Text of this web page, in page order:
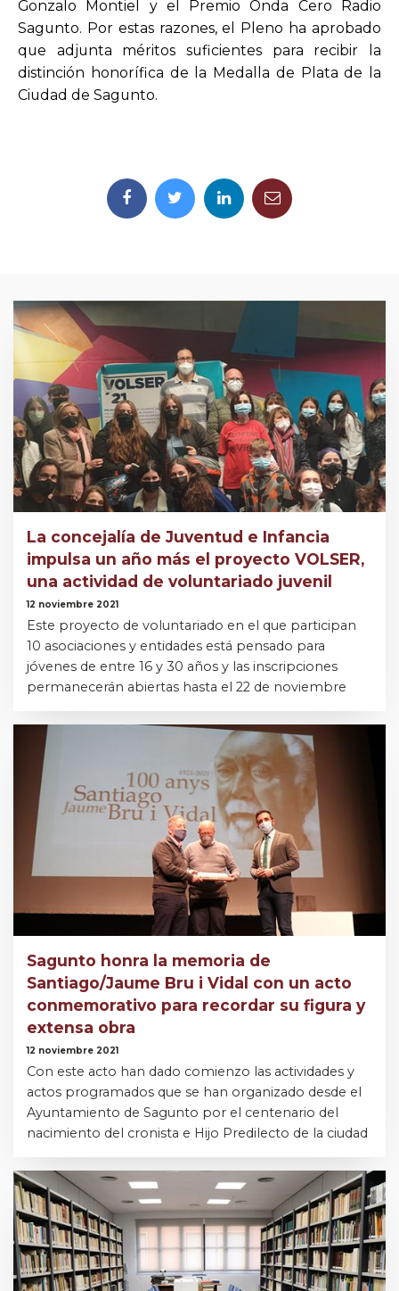
Gonzalo Montiel y el Premio Onda Cero Radio
Sagunto. Por estas razones, el Pleno ha aprobado
que adjunta méritos suficientes para recibir la
distinción honorífica de la Medalla de Plata de la
Ciudad de Sagunto.
La concejalía de Juventud e Infancia
impulsa un año más el proyecto VOLSER,
una actividad de voluntariado juvenil
12 noviembre 2021
Este proyecto de voluntariado en el que participan
10 asociaciones y entidades está pensado para
jóvenes de entre 16 y 30 años y las inscripciones
permanecerán abiertas hasta el 22 de noviembre
Sagunto honra la memoria de
Santiago/Jaume Bru i Vidal con un acto
conmemorativo para recordar su figura y
extensa obra
12 noviembre 2021
Con este acto han dado comienzo las actividades y
actos programados que se han organizado desde el
Ayuntamiento de Sagunto por el centenario del
nacimiento del cronista e Hijo Predilecto de la ciudad